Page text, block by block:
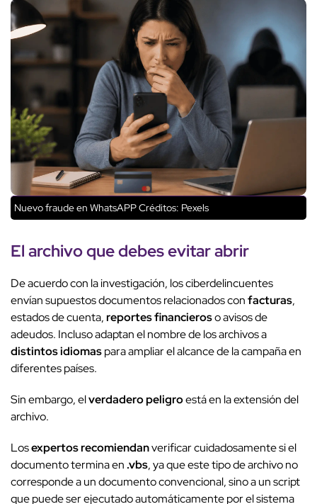
Nuevo fraude en WhatsAPPCréditos: Pexels
El archivo que debes evitar abrir
De acuerdo con la investigación, los ciberdelincuentes
envían supuestos documentos relacionados confacturas,
estados de cuenta,reportes financieroso avisos de
adeudos. Incluso adaptan el nombre de los archivos a
distintos idiomaspara ampliar el alcance de la campaña en
diferentes países.
Sin embargo, elverdadero peligroestá en la extensión del
archivo.
Losexpertos recomiendanverificar cuidadosamente si el
documento termina en .vbs, ya que este tipo de archivo no
corresponde a un documento convencional, sino a un script
que puede ser ejecutado automáticamente por el sistema